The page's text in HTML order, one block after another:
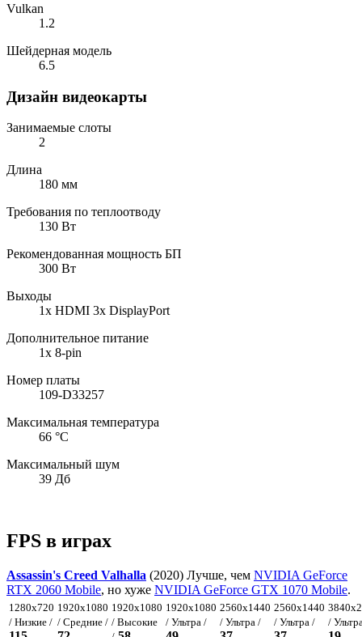
Vulkan
1.2
Шейдерная модель
6.5
Дизайн видеокарты
Занимаемые слоты
2
Длина
180 мм
Требования по теплоотводу
130 Вт
Рекомендованная мощность БП
300 Вт
Выходы
1x HDMI 3x DisplayPort
Дополнительное питание
1x 8-pin
Номер платы
109-D33257
Максимальная температура
66 °C
Максимальный шум
39 Дб
FPS в играх
Assassin's Creed Valhalla (2020) Лучше, чем NVIDIA GeForce
RTX 2060 Mobile, но хуже NVIDIA GeForce GTX 1070 Mobile.
1280x720
/ Низкие /
1920x1080
/ Средние /
1920x1080
/ Высокие
1920x1080
/ Ультра /
2560x1440
/ Ультра /
2560x1440
/ Ультра /
/